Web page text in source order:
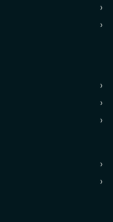
›
›
›
›
›
›
›